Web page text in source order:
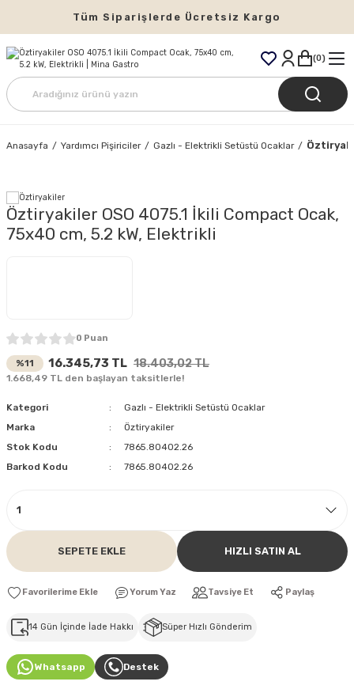
Tüm Siparişlerde Ücretsiz Kargo
0
Anasayfa Yardımcı Pişiriciler Gazlı - Elektrikli Setüstü Ocaklar
Öztiryakiler OSO 4075.1 İkili Compact Ocak,
75x40 cm, 5.2 kW, Elektrikli
0 Puan
%11 16.345,73 TL 18.403,02 TL
1.668,49 TL den başlayan taksitlerle!
Kategori
Gazlı - Elektrikli Setüstü Ocaklar
Marka
Öztiryakiler
Stok Kodu
7865.80402.26
Barkod Kodu
7865.80402.26
SEPETE EKLE HIZLI SATIN AL
Yorum Yaz Tavsiye Et Paylaş
14 Gün İçinde İade Hakkı Süper Hızlı Gönderim
Whatsapp Destek